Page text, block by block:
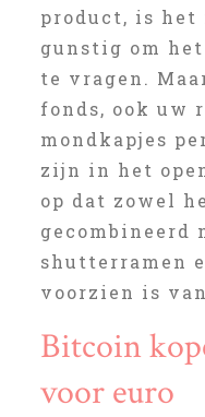
product, is het
gunstig om
te vragen.
fonds, ook uw
mondkapjes
zijn in het
op dat zowel
gecombineerd
shutterramen
voorzien is
Bitcoin
voor euro